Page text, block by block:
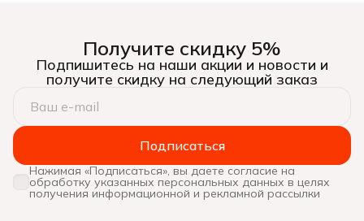
Получите скидку 5%
Подпишитесь на наши акции и новости и
получите скидку на следующий заказ
Подписаться
Нажимая «Подписаться», вы даете согласие на
обработку указанных персональных данных в целях
получения информационной и рекламной рассылки